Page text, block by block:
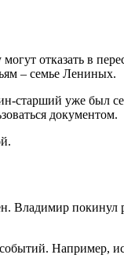
отказать в
– семье Лениных.
старший уже был
документом.
Владимир покинул
Например,